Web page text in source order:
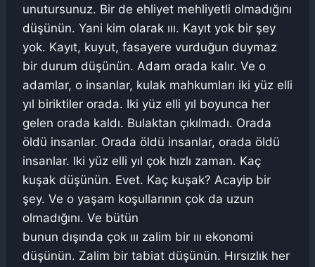
unutursunuz. Bir de ehliyet mehliyetli olmadığını
düşünün. Yani kim olarak ııı. Kayıt yok bir şey
yok. Kayıt, kuyut, fasayere vurduğun duymaz
bir durum düşünün. Adam orada kalır. Ve o
adamlar, o insanlar, kulak mahkumları iki yüz elli
yıl biriktiler orada. Iki yüz elli yıl boyunca her
gelen orada kaldı. Bulaktan çıkılmadı. Orada
öldü insanlar. Orada öldü insanlar, orada öldü
insanlar. Iki yüz elli yıl çok hızlı zaman. Kaç
kuşak düşünün. Evet. Kaç kuşak? Acayip bir
şey. Ve o yaşam koşullarının çok da uzun
olmadığını. Ve bütün
bunun dışında çok ııı zalim bir ııı ekonomi
düşünün. Zalim bir tabiat düşünün. Hırsızlık her